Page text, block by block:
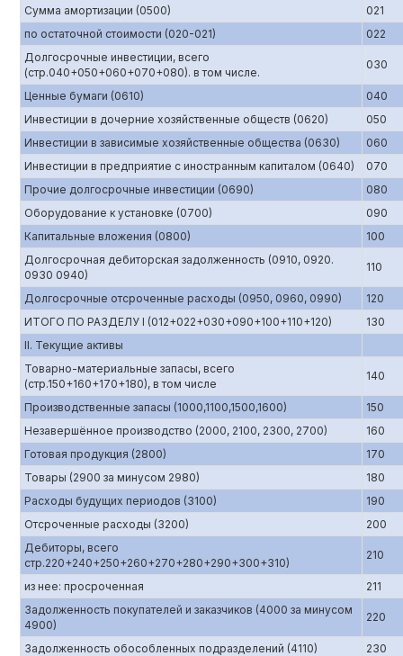
Сумма амортизации (0500)
021
по остаточной стоимости (020-021)
022
Долгосрочные инвестиции, всего
(стр.040+050+060+070+080). в том числе.
030
Ценные бумаги (0610)
040
Инвестиции в дочерние хозяйственные обществ (0620)
050
Инвестиции в зависимые хозяйственные общества (0630)
060
Инвестиции в предприятие с иностранным капиталом (0640)
070
Прочие долгосрочные инвестиции (0690)
080
Оборудование к установке (0700)
090
Капитальные вложения (0800)
100
Долгосрочная дебиторская задолженность (0910, 0920.
0930 0940)
110
Долгосрочные отсроченные расходы (0950, 0960, 0990)
120
ИТОГО ПО РАЗДЕЛУ I (012+022+030+090+100+110+120)
130
II. Текущие активы
Товарно-материальные запасы, всего
(стр.150+160+170+180), в том числе
140
Производственные запасы (1000,1100,1500,1600)
150
Незавершённое производство (2000, 2100, 2300, 2700)
160
Готовая продукция (2800)
170
Товары (2900 за минусом 2980)
180
Расходы будущих периодов (3100)
190
Отсроченные расходы (3200)
200
Дебиторы, всего
стр.220+240+250+260+270+280+290+300+310)
210
из нее: просроченная
211
Задолженность покупателей и заказчиков (4000 за минусом
4900)
220
Задолженность обособленных подразделений (4110)
230